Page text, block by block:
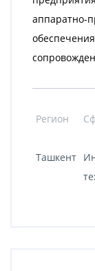
аппаратно-
Регион
Ташкент